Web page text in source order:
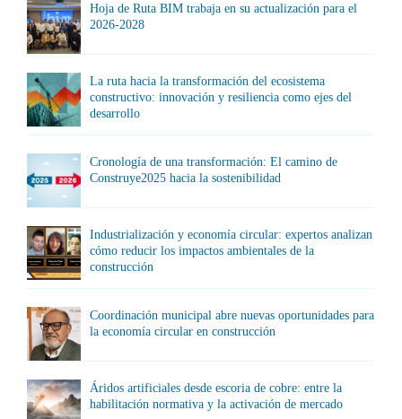
Hoja de Ruta BIM trabaja en su actualización para el
2026-2028
La ruta hacia la transformación del ecosistema
constructivo: innovación y resiliencia como ejes del
desarrollo
Cronología de una transformación: El camino de
Construye2025 hacia la sostenibilidad
Industrialización y economía circular: expertos analizan
cómo reducir los impactos ambientales de la
construcción
Coordinación municipal abre nuevas oportunidades para
la economía circular en construcción
Áridos artificiales desde escoria de cobre: entre la
habilitación normativa y la activación de mercado